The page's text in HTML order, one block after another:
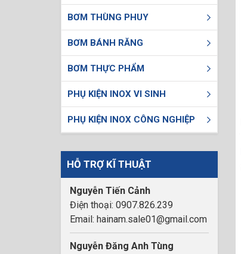
BƠM THÙNG PHUY
BƠM BÁNH RĂNG
BƠM THỰC PHẨM
PHỤ KIỆN INOX VI SINH
PHỤ KIỆN INOX CÔNG NGHIỆP
HỖ TRỢ KĨ THUẬT
Nguyễn Tiến Cảnh
Điện thoại: 0907.826.239
Email: hainam.sale01@gmail.com
Nguyễn Đăng Anh Tùng